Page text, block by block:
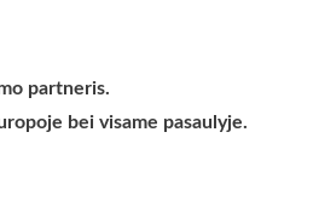
partneris.
bei visame pasaulyje.